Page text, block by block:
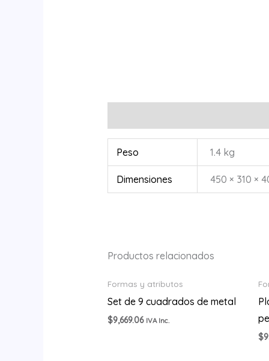
Peso 1.4 kg
Dimensiones 450 × 310 ×
Productos relacionados
Formas y atributos
Set de 9 cuadrados de metal
$9,669.06 IVA Inc.
$